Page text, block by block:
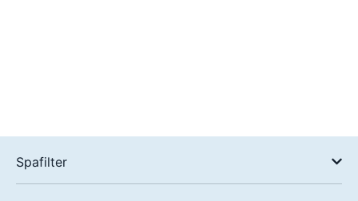
Spafilter